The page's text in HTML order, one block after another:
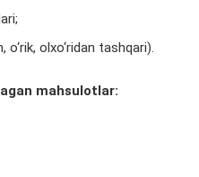
olxo‘ridan tashqari).
mahsulotlar: